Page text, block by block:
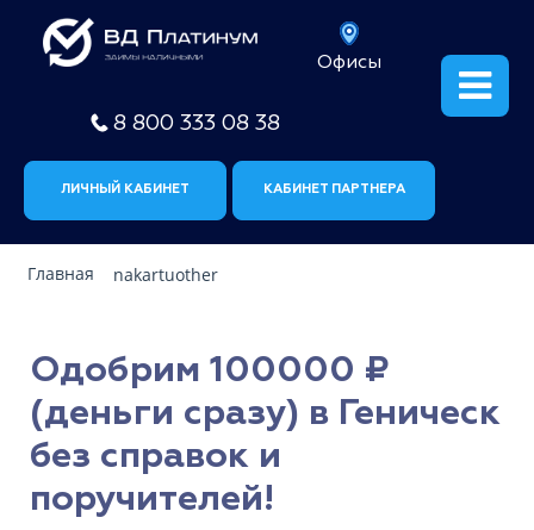
Офисы
8 800 333 08 38
ЛИЧНЫЙ КАБИНЕТ КАБИНЕТ ПАРТНЕРА
Главная nakartuother
Одобрим 100000 ₽
(деньги сразу) в Геническ
без справок и
поручителей!